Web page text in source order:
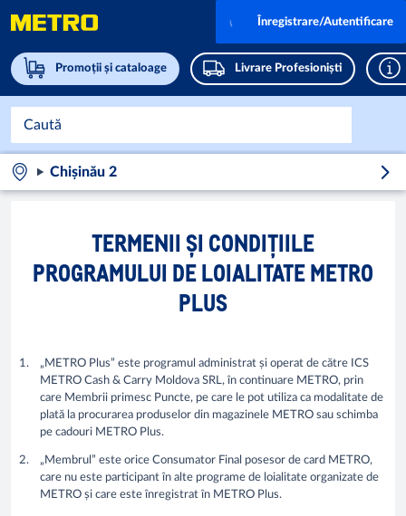
Promoții și cataloage Livrare Profesioniști
Înregistrare/Autentificare
Chișinău 2
TERMENII ŞI CONDIŢIILE
PROGRAMULUI DE LOIALITATE METRO
PLUS
„METRO Plus” este programul administrat și operat de către ICS
METRO Cash & Carry Moldova SRL, în continuare METRO, prin
care Membrii primesc Puncte, pe care le pot utiliza ca modalitate de
plată la procurarea produselor din magazinele METRO sau schimba
pe cadouri METRO Plus.
„Membrul” este orice Consumator Final posesor de card METRO,
care nu este participant în alte programe de loialitate organizate de
METRO și care este înregistrat în METRO Plus.